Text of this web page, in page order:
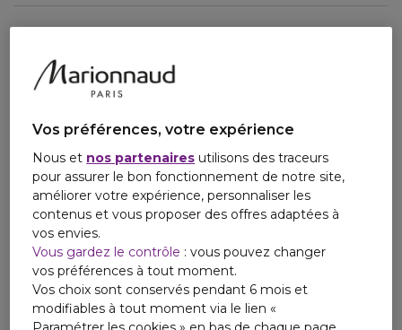
sur l’élasticité, la fermeté et l’aspect rouge de la peau. La
pour rassurer les futures mamans
Phyto-Strech Complex (Innovation Clarins): Une double
action pour agir sur l'apparence des vergetures :
Extrait Asiaticoside issue de la centella asiatica et Extrait de
banane bio.
Apaise et réconforte la peau, avec de l'extrait d'acide
glycyrrhétinique issu de réglisse et d'extrait d'huile de
noisette
Fine et soyeuse, la texture crème du Body Partner,
rapidement absorbée, permet de s'habiller facilement.
Pour qui?
Toutes les femmes qui souhaitent prévenir ou réduire leurs
Vos préférences, votre expérience
Nous et nos partenaires utilisons des traceurs
pour assurer le bon fonctionnement de notre site,
améliorer votre expérience, personnaliser les
contenus et vous proposer des offres adaptées à
vos envies.
Vous gardez le contrôle : vous pouvez changer
vos préférences à tout moment.
Vos choix sont conservés pendant 6 mois et
modifiables à tout moment via le lien «